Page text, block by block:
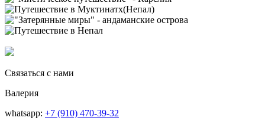
Связаться с нами
Валерия
whatsapp: +7 (910) 470-39-32